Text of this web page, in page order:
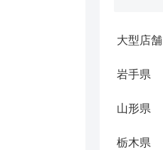
大型店舗
岩手県
山形県
栃木県